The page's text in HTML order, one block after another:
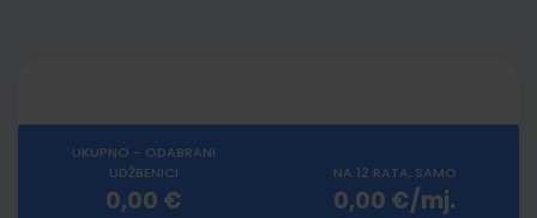
UKUPNO - ODABRANI
UDŽBENICI
0,00 €
NA 12 RATA, SAMO
0,00 €/mj.